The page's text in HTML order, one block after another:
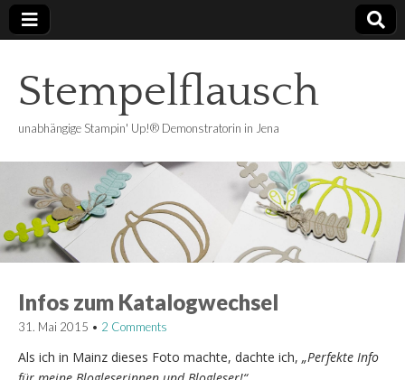
Stempelflausch
unabhängige Stampin' Up!® Demonstratorin in Jena
Infos zum Katalogwechsel
31. Mai 2015 • 2 Comments
Als ich in Mainz dieses Foto machte, dachte ich, „Perfekte Info